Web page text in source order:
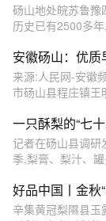
砀山地处皖苏鲁豫
历史已有2500多
安徽砀山：优质
来源:人民网-安徽
市砀山县程庄镇王
一只酥梨的“七
记者在砀山县调研
季,梨膏、梨汁、
好品中国丨金秋
辛集黄冠梨隰县